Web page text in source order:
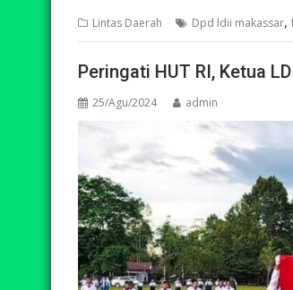
Lintas Daerah Dpd ldii makassar,
Peringati HUT RI, Ketua
25/Agu/2024 admin